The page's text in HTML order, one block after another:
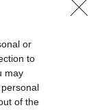
or
to
may
of the